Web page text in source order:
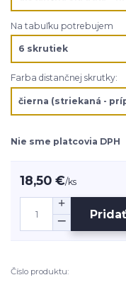
Na tabuľku potrebujem
Farba distančnej skrutky:
Nie sme platcovia DPH
18,50 €/ks
Číslo produktu: